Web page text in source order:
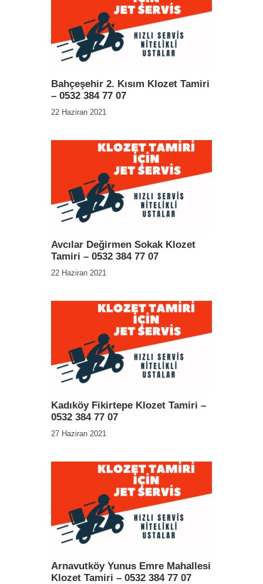
Bahçeşehir 2. Kısım Klozet Tamiri
– 0532 384 77 07
22 Haziran 2021
Avcılar Değirmen Sokak Klozet
Tamiri – 0532 384 77 07
22 Haziran 2021
Kadıköy Fikirtepe Klozet Tamiri –
0532 384 77 07
27 Haziran 2021
Arnavutköy Yunus Emre Mahallesi
Klozet Tamiri – 0532 384 77 07